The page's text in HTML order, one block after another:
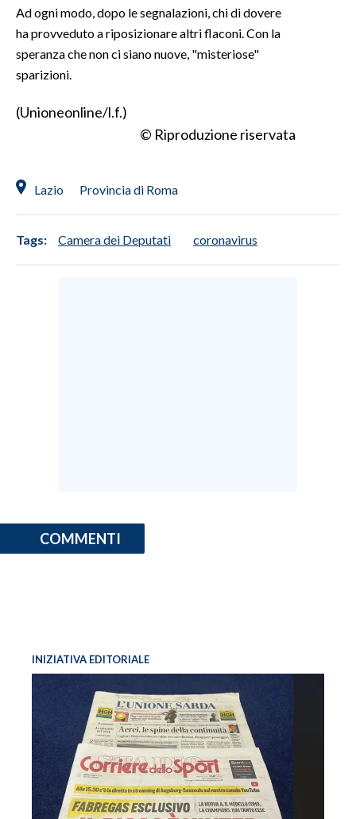
Ad ogni modo, dopo le segnalazioni, chi di dovere
ha provveduto a riposizionare altri flaconi. Con la
speranza che non ci siano nuove, "misteriose"
sparizioni.
(Unioneonline/l.f.)
© Riproduzione riservata
Lazio Provincia di Roma
Tags: Camera dei Deputati coronavirus
COMMENTI
INIZIATIVA EDITORIALE